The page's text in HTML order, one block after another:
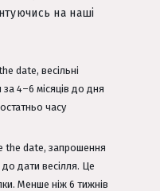
на наші
date, весільні
4–6 місяців до дня
часу
the date, запрошення
дати весілля. Це
Менше ніж 6 тижнів